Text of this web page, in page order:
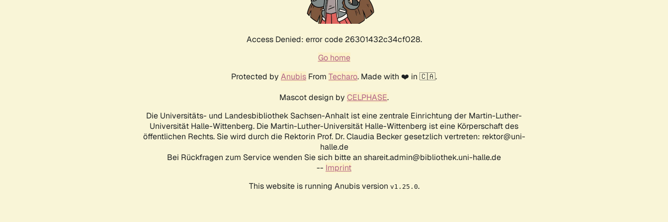
Access Denied: error code 26301432c34cf028.
Go home
Protected by Anubis From Techaro. Made with ❤️ in 🇨🇦.
Mascot design by CELPHASE.
Die Universitäts- und Landesbibliothek Sachsen-Anhalt ist eine zentrale Einrichtung der Martin-Luther-
Universität Halle-Wittenberg. Die Martin-Luther-Universität Halle-Wittenberg ist eine Körperschaft des
öffentlichen Rechts. Sie wird durch die Rektorin Prof. Dr. Claudia Becker gesetzlich vertreten: rektor@uni-
halle.de
Bei Rückfragen zum Service wenden Sie sich bitte an shareit.admin@bibliothek.uni-halle.de
-- Imprint
This website is running Anubis version v1.25.0.